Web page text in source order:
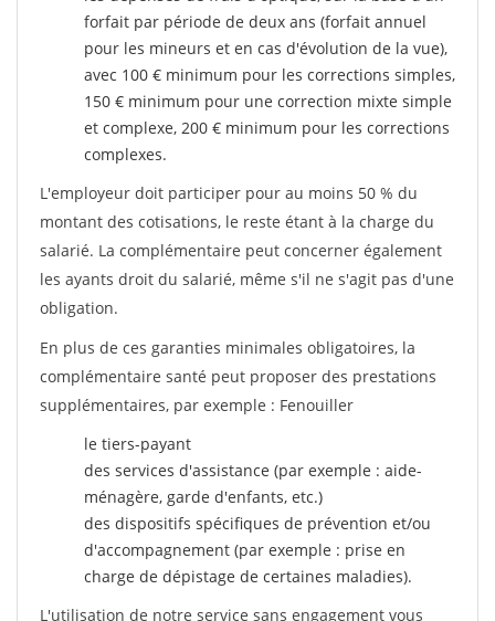
forfait par période de deux ans (forfait annuel
pour les mineurs et en cas d'évolution de la vue),
avec 100 € minimum pour les corrections simples,
150 € minimum pour une correction mixte simple
et complexe, 200 € minimum pour les corrections
complexes.
L'employeur doit participer pour au moins 50 % du
montant des cotisations, le reste étant à la charge du
salarié. La complémentaire peut concerner également
les ayants droit du salarié, même s'il ne s'agit pas d'une
obligation.
En plus de ces garanties minimales obligatoires, la
complémentaire santé peut proposer des prestations
supplémentaires, par exemple : Fenouiller
le tiers-payant
des services d'assistance (par exemple : aide-
ménagère, garde d'enfants, etc.)
des dispositifs spécifiques de prévention et/ou
d'accompagnement (par exemple : prise en
charge de dépistage de certaines maladies).
L'utilisation de notre service sans engagement vous